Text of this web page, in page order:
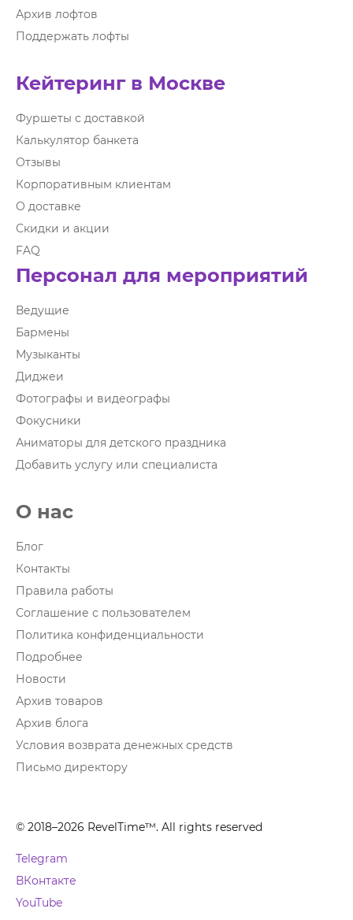
Архив лофтов
Поддержать лофты
Кейтеринг в Москве
Фуршеты с доставкой
Калькулятор банкета
Отзывы
Корпоративным клиентам
О доставке
Скидки и акции
FAQ
Персонал для мероприятий
Ведущие
Бармены
Музыканты
Диджеи
Фотографы и видеографы
Фокусники
Аниматоры для детского праздника
Добавить услугу или специалиста
О нас
Блог
Контакты
Правила работы
Соглашение с пользователем
Политика конфиденциальности
Подробнее
Новости
Архив товаров
Архив блога
Условия возврата денежных средств
Письмо директору
© 2018–2026 RevelTime™. All rights reserved
Telegram
ВКонтакте
YouTube